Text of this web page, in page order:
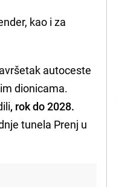
kao i za
autoceste
dionicama.
, rok do 2028.
tunela Prenj u